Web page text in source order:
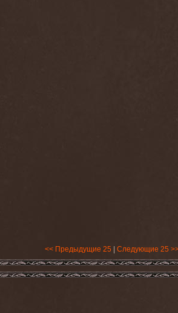
<< Предыдущие 25 Следующие 25